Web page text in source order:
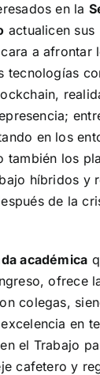
en la
actualicen sus
a afrontar
tecnologías
en los
también los
híbridos y
de la
académica
ofrece
colegas,
en
el Trabajo
cafetero y